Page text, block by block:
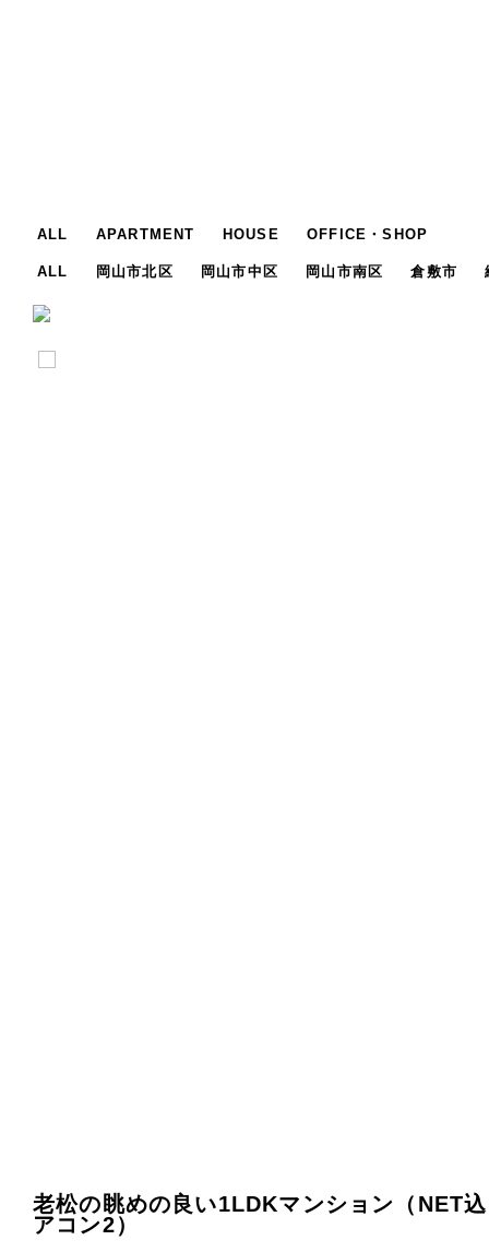
ALL APARTMENT HOUSE OFFICE・SHOP
ALL 岡山市北区 岡山市中区 岡山市南区 倉敷市
老松の眺めの良い1LDKマンション（NET
アコン2）